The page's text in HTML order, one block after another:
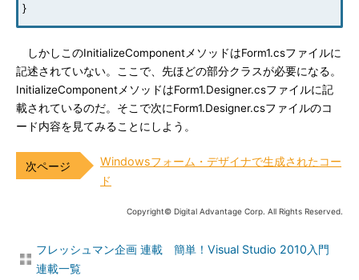
}
しかしこのInitializeComponentメソッドはForm1.csファイルに
記述されていない。ここで、先ほどの部分クラスが必要になる。
InitializeComponentメソッドはForm1.Designer.csファイルに記
載されているのだ。そこで次にForm1.Designer.csファイルのコ
ード内容を見てみることにしよう。
Windowsフォーム・デザイナで生成されたコー
ド
Copyright© Digital Advantage Corp. All Rights Reserved.
フレッシュマン企画 連載 簡単！Visual Studio 2010入門
連載一覧